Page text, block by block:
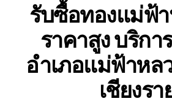
รับซื้อทองแม่ฟ้า
ราคาสูง บริกา
อำเภอแม่ฟ้าหล
เชียงรา